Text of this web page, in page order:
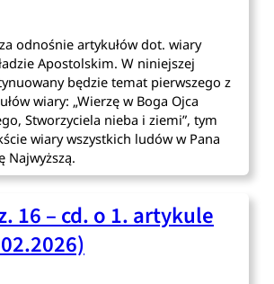
odnośnie artykułów dot. wiary
Apostolskim. W niniejszej
będzie temat pierwszego z
wiary: „Wierzę w Boga Ojca
Stworzyciela nieba i ziemi”, tym
wiary wszystkich ludów w Pana
Najwyższą.
16 – cd. o 1. artykule